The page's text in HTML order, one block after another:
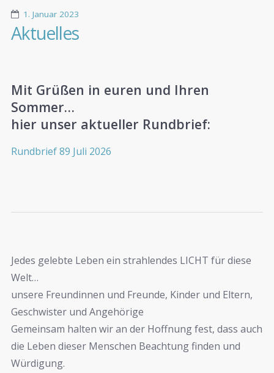
1. Januar 2023
Aktuelles
Mit Grüßen in euren und Ihren
Sommer…
hier unser aktueller Rundbrief:
Rundbrief 89 Juli 2026
Jedes gelebte Leben ein strahlendes LICHT für diese
Welt…
unsere Freundinnen und Freunde, Kinder und Eltern,
Geschwister und Angehörige
Gemeinsam halten wir an der Hoffnung fest, dass auch
die Leben dieser Menschen Beachtung finden und
Würdigung.